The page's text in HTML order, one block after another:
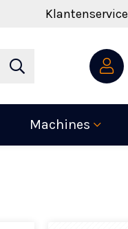
Klantenservice
Machines